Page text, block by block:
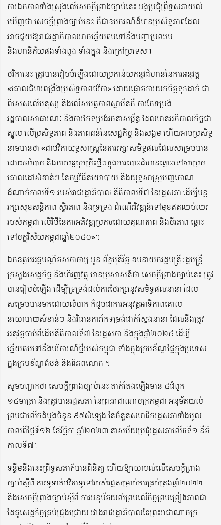
ការឯកភាពទាំងស្រុងលើសេចក្តីព្រាងច្បាប់នេះ អង្គប្រជុំព្រឹទ្ធសភាយល់
ឃើញថា សេចក្តីព្រាងច្បាប់នេះ គឺជាឧបករណ៍ដ៏មានប្រសិទ្ធភាពដែល
អាចជួយឱ្យរាជរដ្ឋាភិបាលអាចឆ្លើយតបទៅនឹងបញ្ហាប្រឈម
និងហានិភ័យផងទាំងពួង ទាំងក្នុង និងក្រៅប្រទេស។
ថវិកានេះ ត្រូវបានរៀបចំឡើងដោយប្រកាន់យកនូវជំហាននៃការអនុវត្ត
«គោលជំហរពង្រឹងប្រសិទ្ធភាពថវិកា» ដោយផ្តោតការយកចិត្តទុកដាក់ ជា
ពិសេសលើមនុស្ស និងលើសមត្ថភាពស្ថាប័នគឺ ការកែទម្រង់
រដ្ឋបាលសាធារណៈ និងការកែទម្រង់រចនាសម្ព័ន្ធ ដែលមានអភិបាលកិច្ចជា
ស្នូល លើប្រសិទ្ធភាព និងភាពធន់នៃសេដ្ឋកិច្ច និងសង្គម ហើយអាចប្រសិទ្ធ
នាមបានថា «ជាថវិកាយុទ្ធសាស្រ្តនៃការរក្សាសមិទ្ធផលដែលសម្រេចបាន
ដោយលំបាក និងការបន្តបុកគ្រឹះថ្មីៗក្នុងការបោះជំហានឆ្ពោះទៅសម្រេច
គោលដៅសំខាន់ៗ នៃកម្មវិធីនយោបាយ និងយុទ្ធសាស្រ្តបញ្ចកោណ
ដំណាក់កាលទី១ របស់រាជរដ្ឋាភិបាល នីតិកាលទី៧ នៃរដ្ឋសភា ដើម្បីបន្ត
រក្សាសុខសន្តិភាព ស្ថិរភាព និងទ្រទ្រង់ ដំណើរវិវឌ្ឍន៍ទៅមុខឥតឈប់ឈរ
របស់កម្ពុជា លើវិថីនៃការអភិវឌ្ឍប្រកបដោយគុណភាព និងចីរភាព ឆ្ពោះ
ទៅចក្ខុវិស័យកម្ពុជាឆ្នាំ២០៥០»។
ឯកឧត្តមអគ្គបណ្ឌិតសភាចារ្យ អូន ព័ន្ធមុនីរ័ត្ន ឧបនាយករដ្ឋមន្រ្តី រដ្ឋមន្រ្តី
ក្រសួងសេដ្ឋកិច្ច និងហិរញ្ញវត្ថុ មានប្រសាសន៍ថា សេចក្តីព្រាងច្បាប់នេះ ត្រូវ
បានរៀបចំឡើង ដើម្បីទ្រទ្រង់ដល់ការថែរក្សានូវសមិទ្ធផលនានា ដែល
សម្រេចបានមកដោយលំបាក ក៏ដូចជាការអនុវត្តអាទិភាពគោល
នយោបាយសំខាន់ៗ និងវិធានការកែទម្រង់ជាក់ស្តែងនានា ដែលនឹងត្រូវ
អនុវត្តចាប់ពីដើមនីតិកាលទី៧ នៃរដ្ឋសភា និងក្នុងឆ្នាំ២០២៤ ដើម្បី
ឆ្លើយតបទៅនឹងបរិការណ៍ថ្មីរបស់កម្ពុជា ទាំងក្នុងក្របខ័ណ្ឌផ្ទៃក្នុងប្រទេស
ក្នុងក្របខ័ណ្ឌតំបន់ និងពិភពលោក ។
សូមបញ្ជាក់ថា សេចក្តីព្រាងច្បាប់នេះ តាក់តែងឡើងមាន ៥ជំពូក
១៤មាត្រា និងត្រូវបានរដ្ឋសភា​ នៃ​ព្រះរាជាណាចក្រកម្ពុជា អនុម័តយល់
ព្រមជាលើកដំបូងចំនួន ៩៥សំឡេង នៃចំនួនសមាជិករដ្ឋសភាទាំងមូល
កាល​ពីថ្ងៃទី១៦ ខែវិច្ឆិកា ឆ្នាំ២០២៣ នាសម័យប្រជុំរដ្ឋសភាលើកទី១ នីតិ
កាលទី៧។
ទន្ទឹមនឹងនេះព្រឹទ្ធសភាក៏បានពិនិត្យ ហើយឱ្យយោបល់លើសេចក្តីព្រាង
ច្បាប់ស្តីពី ការទូទាត់ថវិកាទូទៅរបស់រដ្ឋសម្រាប់ការគ្រប់គ្រងឆ្នាំ២០២២
និងសេចក្តីព្រាងច្បាប់ស្តីពី ការអនុម័តយល់ព្រមលើកិច្ចព្រមព្រៀងភាពជា
ដៃគូសេដ្ឋកិច្ចគ្រប់ជ្រុងជ្រោយ រវាងរាជរដ្ឋាភិបាលនៃព្រះរាជាណាចក្រ